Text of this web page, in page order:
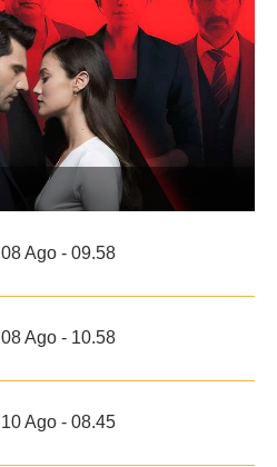
08 Ago - 09.58
08 Ago - 10.58
10 Ago - 08.45